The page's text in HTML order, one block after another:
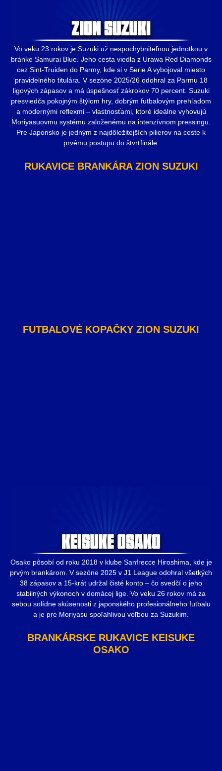
Vo veku 23 rokov je Suzuki už nespochybniteľnou jednotkou v
bránke Samurai Blue. Jeho cesta viedla z Urawa Red Diamonds
cez Sint-Truiden do Parmy, kde si v Serie A vybojoval miesto
pravidelného titulára. V sezóne 2025/26 odohral za Parmu 18
ligových zápasov a má úspešnosť zákrokov 70 percent. Suzuki
presviedča pokojným štýlom hry, dobrým futbalovým prehľadom
a modernými reflexmi – vlastnosťami, ktoré ideálne vyhovujú
Moriyasuovmu systému založenému na intenzívnom pressingu.
Pre Japonsko je jedným z najdôležitejších pilierov na ceste k
prvému postupu do štvrťfinále.
RUKAVICE BRANKÁRA ZION SUZUKI
FUTBALOVÉ KOPAČKY ZION SUZUKI
Osako pôsobí od roku 2018 v klube Sanfrecce Hiroshima, kde je
prvým brankárom. V sezóne 2025 v J1 League odohral všetkých
38 zápasov a 15-krát udržal čisté konto – čo svedčí o jeho
stabilných výkonoch v domácej lige. Vo veku 26 rokov má za
sebou solídne skúsenosti z japonského profesionálneho futbalu
a je pre Moriyasu spoľahlivou voľbou za Suzukim.
BRANKÁRSKE RUKAVICE KEISUKE
OSAKO